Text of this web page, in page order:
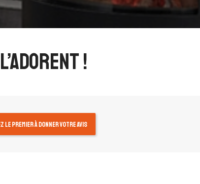
!
le premier à donner votre avis